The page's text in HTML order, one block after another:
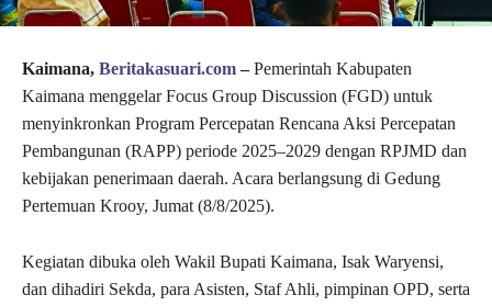
Kaimana, Beritakasuari.com–Pemerintah Kabupaten
Kaimana menggelar Focus Group Discussion (FGD) untuk
menyinkronkan Program Percepatan Rencana Aksi Percepatan
Pembangunan (RAPP) periode 2025–2029 dengan RPJMD dan
kebijakan penerimaan daerah. Acara berlangsung di Gedung
Pertemuan Krooy, Jumat (8/8/2025).
Kegiatan dibuka oleh Wakil Bupati Kaimana, Isak Waryensi,
dan dihadiri Sekda, para Asisten, Staf Ahli, pimpinan OPD, serta